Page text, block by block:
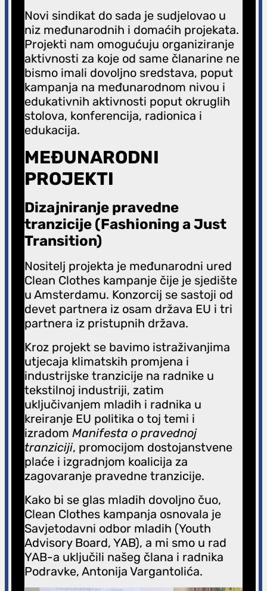
Novi sindikat do sada je sudjelovao u
niz međunarodnih i domaćih projekata.
Projekti nam omogućuju organiziranje
aktivnosti za koje od same članarine ne
bismo imali dovoljno sredstava, poput
kampanja na međunarodnom nivou i
edukativnih aktivnosti poput okruglih
stolova, konferencija, radionica i
edukacija.
MEĐUNARODNI
PROJEKTI
Dizajniranje pravedne
tranzicije (Fashioning a Just
Transition)
Nositelj projekta je međunarodni ured
Clean Clothes kampanje čije je sjedište
u Amsterdamu. Konzorcij se sastoji od
devet partnera iz osam država EU i tri
partnera iz pristupnih država.
Kroz projekt se bavimo istraživanjima
utjecaja klimatskih promjena i
industrijske tranzicije na radnike u
tekstilnoj industriji, zatim
uključivanjem mladih i radnika u
kreiranje EU politika o toj temi i
izradomManifesta o pravednoj
tranziciji, promocijom dostojanstvene
plaće i izgradnjom koalicija za
zagovaranje pravedne tranzicije.
Kako bi se glas mladih dovoljno čuo,
Clean Clothes kampanja osnovala je
Savjetodavni odbor mladih (Youth
Advisory Board, YAB), a mi smo u rad
YAB-a uključili našeg člana i radnika
Podravke, Antonija Vargantolića.